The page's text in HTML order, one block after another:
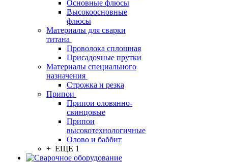
Основные флюсы
Высокоосновные
флюсы
Материалы для сварки
титана
Проволока сплошная
Присадочные прутки
Материалы специального
назначения
Строжка и резка
Припои
Припои оловянно-
свинцовые
Припои
высокотехнологичные
Олово и баббит
+ ЕЩЕ 1